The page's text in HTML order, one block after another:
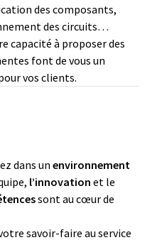
des composants,
des circuits…
capacité à proposer des
font de vous un
vos clients.
dans unenvironnement
l’innovation et le
sont au cœur de
savoir-faire au service